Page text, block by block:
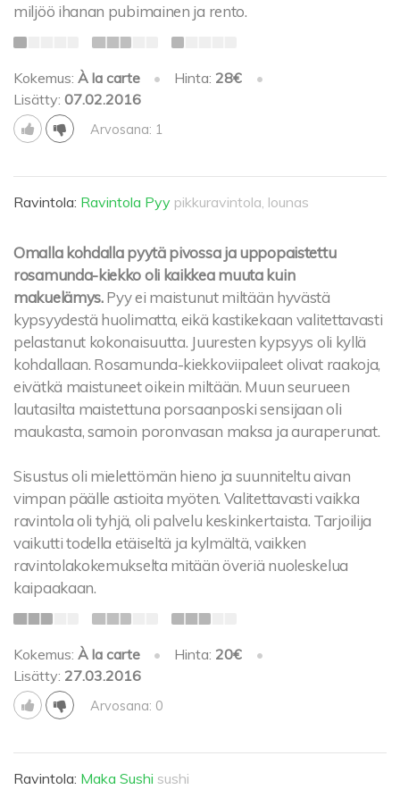
miljöö ihanan pubimainen ja rento.
Kokemus: À la carte • Hinta: 28€
•
Lisätty: 07.02.2016
Arvosana: 1
Ravintola: Ravintola Pyy pikkuravintola, lounas
Omalla kohdalla pyytä pivossa ja uppopaistettu
rosamunda-kiekko oli kaikkea muuta kuin
makuelämys. Pyy ei maistunut miltään hyvästä
kypsyydestä huolimatta, eikä kastikekaan valitettavasti
pelastanut kokonaisuutta. Juuresten kypsyys oli kyllä
kohdallaan. Rosamunda-kiekkoviipaleet olivat raakoja,
eivätkä maistuneet oikein miltään. Muun seurueen
lautasilta maistettuna porsaanposki sensijaan oli
maukasta, samoin poronvasan maksa ja auraperunat.
Sisustus oli mielettömän hieno ja suunniteltu aivan
vimpan päälle astioita myöten. Valitettavasti vaikka
ravintola oli tyhjä, oli palvelu keskinkertaista. Tarjoilija
vaikutti todella etäiseltä ja kylmältä, vaikken
ravintolakokemukselta mitään överiä nuoleskelua
kaipaakaan.
Kokemus: À la carte • Hinta: 20€
•
Lisätty: 27.03.2016
Arvosana: 0
Ravintola: Maka Sushi sushi